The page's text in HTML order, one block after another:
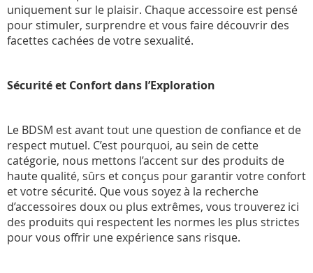
uniquement sur le plaisir. Chaque accessoire est pensé
pour stimuler, surprendre et vous faire découvrir des
facettes cachées de votre sexualité.
Sécurité et Confort dans l’Exploration
Le BDSM est avant tout une question de confiance et de
respect mutuel. C’est pourquoi, au sein de cette
catégorie, nous mettons l’accent sur des produits de
haute qualité, sûrs et conçus pour garantir votre confort
et votre sécurité. Que vous soyez à la recherche
d’accessoires doux ou plus extrêmes, vous trouverez ici
des produits qui respectent les normes les plus strictes
pour vous offrir une expérience sans risque.